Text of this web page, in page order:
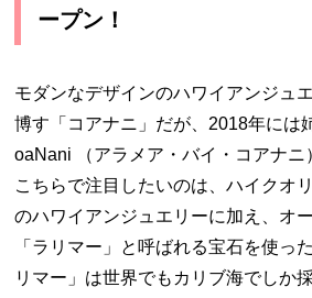
ープン！
モダンなデザインのハワイアンジュ
博す「コアナニ」だが、2018年には
oaNani （アラメア・バイ・コアナニ
こちらで注目したいのは、ハイクオ
のハワイアンジュエリーに加え、オ
「ラリマー」と呼ばれる宝石を使っ
リマー」は世界でもカリブ海でしか